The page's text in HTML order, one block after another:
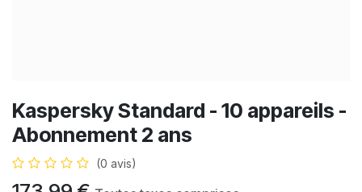
Kaspersky Standard - 10 appareils -
Abonnement 2 ans
(0 avis)